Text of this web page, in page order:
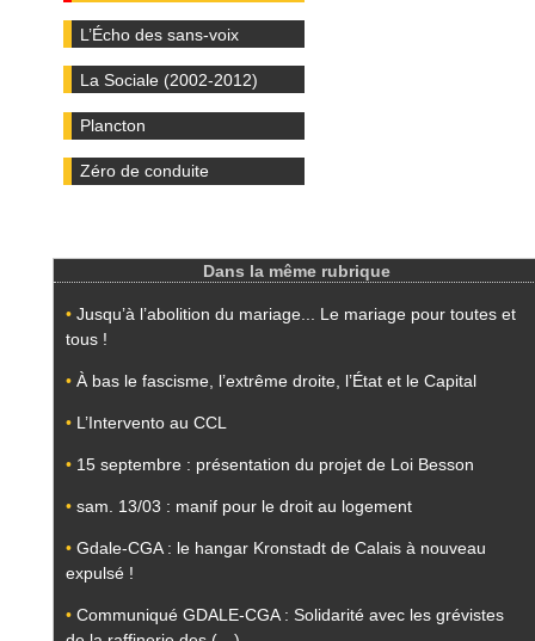
L’Écho des sans-voix
La Sociale (2002-2012)
Plancton
Zéro de conduite
Dans la même rubrique
• Jusqu’à l’abolition du mariage... Le mariage pour toutes et
tous !
• À bas le fascisme, l’extrême droite, l’État et le Capital
• L’Intervento au CCL
• 15 septembre : présentation du projet de Loi Besson
• sam. 13/03 : manif pour le droit au logement
• Gdale-CGA : le hangar Kronstadt de Calais à nouveau
expulsé !
• Communiqué GDALE-CGA : Solidarité avec les grévistes